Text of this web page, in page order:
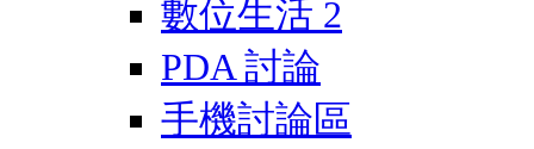
數位生活 2
PDA 討論
手機討論區